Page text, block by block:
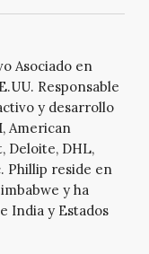
Asociado en
Responsable
y desarrollo
American
Deloite, DHL,
Phillip reside en
y ha
India y Estados